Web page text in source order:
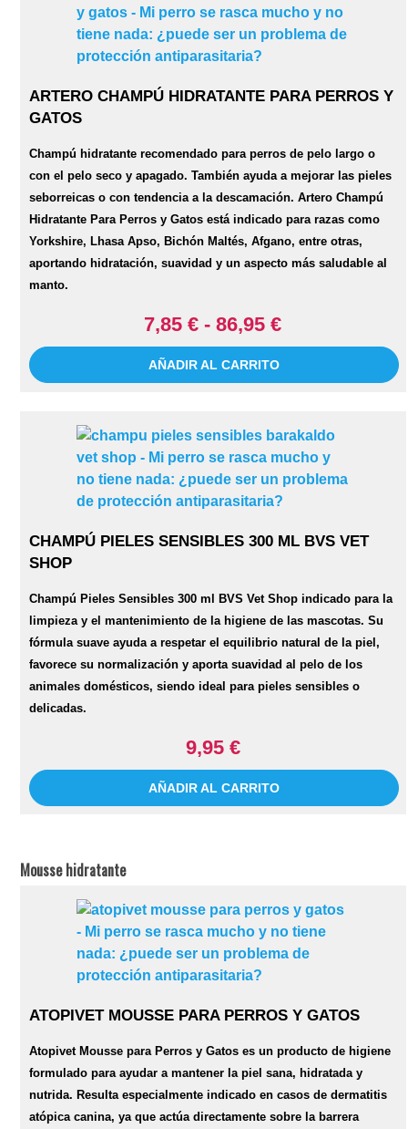
ARTERO CHAMPÚ HIDRATANTE PARA PERROS Y
GATOS
Champú hidratante recomendado para perros de pelo largo o
con el pelo seco y apagado. También ayuda a mejorar las pieles
seborreicas o con tendencia a la descamación. Artero Champú
Hidratante Para Perros y Gatos está indicado para razas como
Yorkshire, Lhasa Apso, Bichón Maltés, Afgano, entre otras,
aportando hidratación, suavidad y un aspecto más saludable al
manto.
7,85 € - 86,95 €
AÑADIR AL CARRITO
CHAMPÚ PIELES SENSIBLES 300 ML BVS VET
SHOP
Champú Pieles Sensibles 300 ml BVS Vet Shop indicado para la
limpieza y el mantenimiento de la higiene de las mascotas. Su
fórmula suave ayuda a respetar el equilibrio natural de la piel,
favorece su normalización y aporta suavidad al pelo de los
animales domésticos, siendo ideal para pieles sensibles o
delicadas.
9,95 €
AÑADIR AL CARRITO
Mousse hidratante
ATOPIVET MOUSSE PARA PERROS Y GATOS
Atopivet Mousse para Perros y Gatos es un producto de higiene
formulado para ayudar a mantener la piel sana, hidratada y
nutrida. Resulta especialmente indicado en casos de dermatitis
atópica canina, ya que actúa directamente sobre la barrera